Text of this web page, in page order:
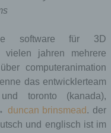
software für 3D
vielen jahren mehrere
computeranimation
das entwicklerteam
toronto (kanada),
duncan brinsmead. der
und englisch ist im